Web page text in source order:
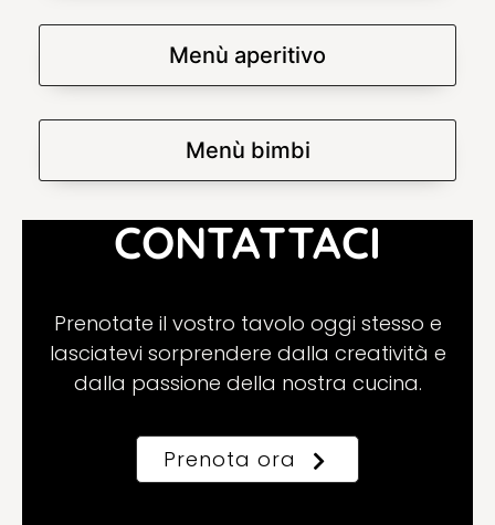
Menù aperitivo
Menù bimbi
CONTATTACI
Prenotate il vostro tavolo oggi stesso e
lasciatevi sorprendere dalla creatività e
dalla passione della nostra cucina.
Prenota ora